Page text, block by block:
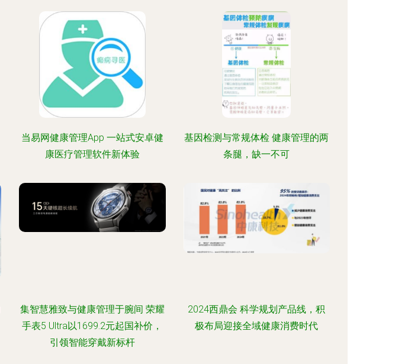
当易网健康管理App 一站式安卓健
康医疗管理软件新体验
基因检测与常规体检 健康管理的两
条腿，缺一不可
集智慧雅致与健康管理于腕间 荣耀
手表5 Ultra以1699.2元起国补价，
引领智能穿戴新标杆
2024西鼎会 科学规划产品线，积
极布局迎接全域健康消费时代